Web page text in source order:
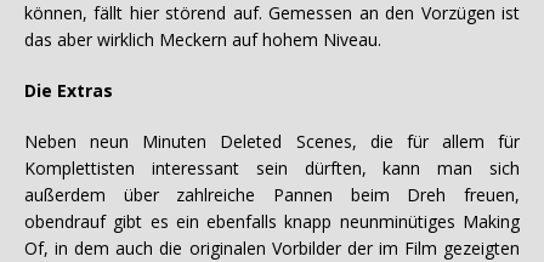
können, fällt hier störend auf. Gemessen an den Vorzügen ist
das aber wirklich Meckern auf hohem Niveau.
Die Extras
Neben neun Minuten Deleted Scenes, die für allem für
Komplettisten interessant sein dürften, kann man sich
außerdem über zahlreiche Pannen beim Dreh freuen,
obendrauf gibt es ein ebenfalls knapp neunminütiges Making
Of, in dem auch die originalen Vorbilder der im Film gezeigten